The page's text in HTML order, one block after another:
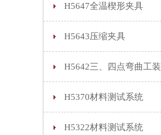
H5647全温楔形夹具
H5643压缩夹具
H5642三、四点弯曲工装
H5370材料测试系统
H5322材料测试系统